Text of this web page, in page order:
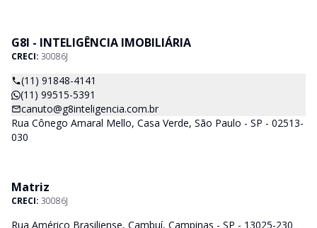
G8I - INTELIGÊNCIA IMOBILIÁRIA
CRECI: 30086J
(11) 91848-4141
(11) 99515-5391
canuto@g8inteligencia.com.br
Rua Cônego Amaral Mello, Casa Verde, São Paulo - SP - 02513-
030
Matriz
CRECI: 30086J
Rua Américo Brasiliense, Cambuí, Campinas - SP - 13025-230